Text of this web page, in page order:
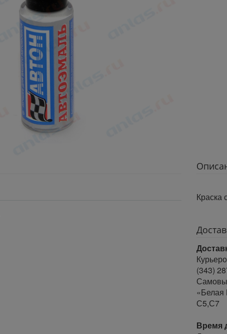
Краска
(343)
«Белая
С5,С7
Время